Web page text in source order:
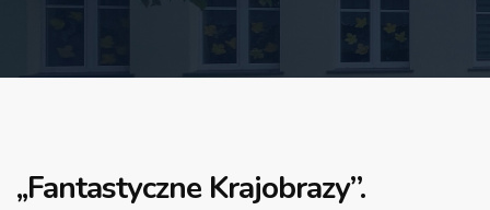
,,Fantastyczne Krajobrazy”.